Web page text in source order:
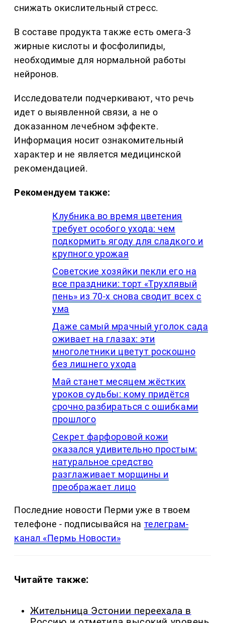
снижать окислительный стресс.
В составе продукта также есть омега-3
жирные кислоты и фосфолипиды,
необходимые для нормальной работы
нейронов.
Исследователи подчеркивают, что речь
идет о выявленной связи, а не о
доказанном лечебном эффекте.
Информация носит ознакомительный
характер и не является медицинской
рекомендацией.
Рекомендуем также:
Клубника во время цветения
требует особого ухода: чем
подкормить ягоду для сладкого и
крупного урожая
Советские хозяйки пекли его на
все праздники: торт «Трухлявый
пень» из 70-х снова сводит всех с
ума
Даже самый мрачный уголок сада
оживает на глазах: эти
многолетники цветут роскошно
без лишнего ухода
Май станет месяцем жёстких
уроков судьбы: кому придётся
срочно разбираться с ошибками
прошлого
Секрет фарфоровой кожи
оказался удивительно простым:
натуральное средство
разглаживает морщины и
преображает лицо
Последние новости Перми уже в твоем
телефоне - подписывайся на телеграм-
канал «Пермь Новости»
Читайте также:
Жительница Эстонии переехала в